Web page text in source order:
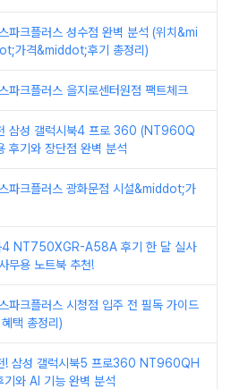
파크플러스 성수점 완벽 분석 (위치&mi
가격&middot;후기 총정리)
파크플러스 을지로센터원점 팩트체크
삼성 갤럭시북4 프로 360 (NT960Q
후기와 장단점 완벽 분석
파크플러스 광화문점 시설&middot;가
4 NT750XGR-A58A 후기 한 달 실사
무용 노트북 추천!
파크플러스 시청점 입주 전 필독 가이드
택 총정리)
! 삼성 갤럭시북5 프로360 NT960QH
와 AI 기능 완벽 분석